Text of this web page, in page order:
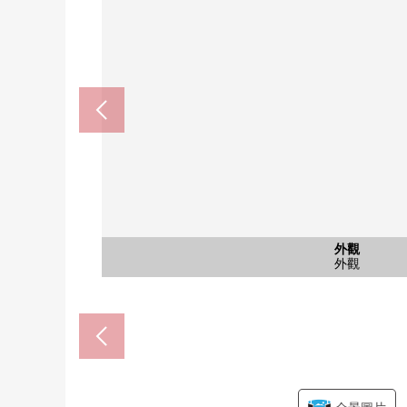
外觀
外觀
客廳
客廳
客廳
客廳
客廳
客廳
客廳
客廳
客廳
客廳
室內
作為西式房間，也能和客廳接，
廚房
廚房
廚房
廚房
廚房
廚房
洗臉
洗臉
洗臉
洗臉
洗臉
洗臉
公共汽車
公共汽車
廁所
廁所
室內
西式房間
收納
收納
室內
西式房間
收納
收納
門口
門口
陽台
陽台
風景
風景
入口
入口
共有部分
共用部分
外觀
外觀
平面圖(平面圖)
La La Port柏的葉子(約
柏的葉子T-SITE(約
十字路口交情醫院柏的葉子(
市立柏的葉子小學(約
市立柏的葉子中學(約